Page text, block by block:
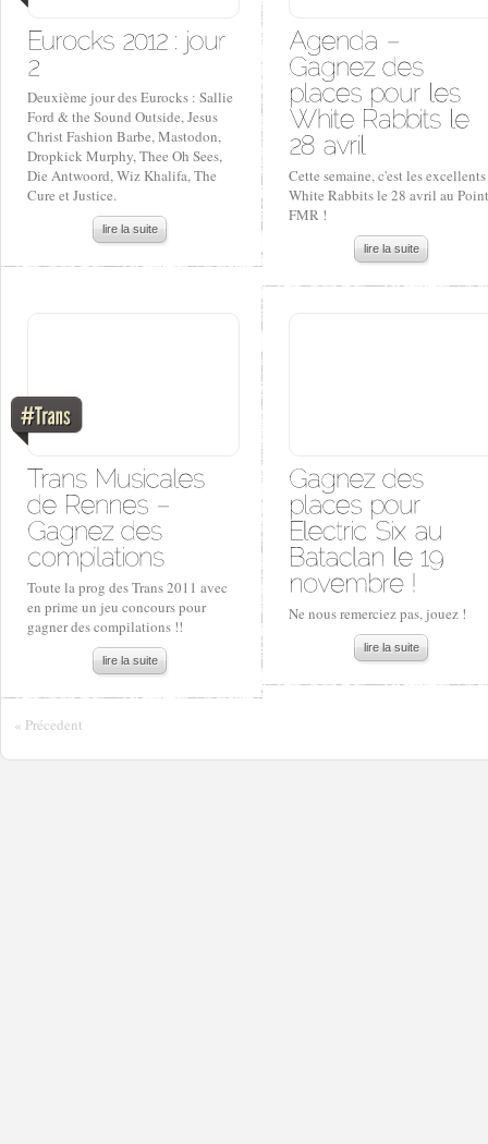
Deuxième jour des Eurocks : Sallie
Ford & the Sound Outside, Jesus
Christ Fashion Barbe, Mastodon,
Dropkick Murphy, Thee Oh Sees,
Die Antwoord, Wiz Khalifa, The
Cure et Justice.
lire la suite
Cette semaine, c'est les excellents
White Rabbits le 28 avril au Point
FMR !
lire la suite
Toute la prog des Trans 2011 avec
en prime un jeu concours pour
gagner des compilations !!
lire la suite
Ne nous remerciez pas, jouez !
lire la suite
« Précedent